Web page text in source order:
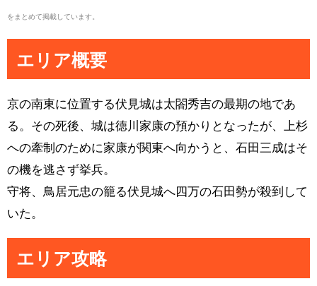
をまとめて掲載しています。
エリア概要
京の南東に位置する伏見城は太閤秀吉の最期の地であ
る。その死後、城は徳川家康の預かりとなったが、上杉
への牽制のために家康が関東へ向かうと、石田三成はそ
の機を逃さず挙兵。
守将、鳥居元忠の籠る伏見城へ四万の石田勢が殺到して
いた。
エリア攻略